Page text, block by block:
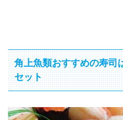
角上魚類おすすめの寿司
セット